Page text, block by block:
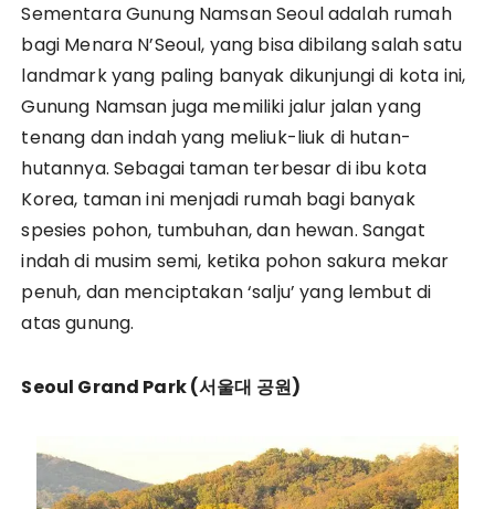
Sementara Gunung Namsan Seoul adalah rumah
bagi Menara N’Seoul, yang bisa dibilang salah satu
landmark yang paling banyak dikunjungi di kota ini,
Gunung Namsan juga memiliki jalur jalan yang
tenang dan indah yang meliuk-liuk di hutan-
hutannya. Sebagai taman terbesar di ibu kota
Korea, taman ini menjadi rumah bagi banyak
spesies pohon, tumbuhan, dan hewan. Sangat
indah di musim semi, ketika pohon sakura mekar
penuh, dan menciptakan ‘salju’ yang lembut di
atas gunung.
Seoul Grand Park (서울대 공원)